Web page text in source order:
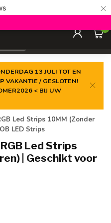
×
0
13 JULI TOT EN
VAKANTIE / GESLOTEN!
< BIJ UW
Led Strips 10MM (Zonder
LED Strips
Led Strips
| Geschikt voor